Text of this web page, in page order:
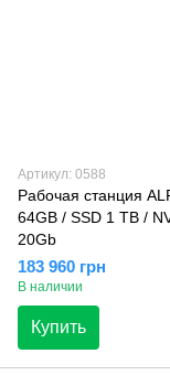
Артикул: 0588
Рабочая станция
64GB / SSD 1 TB /
20Gb
183 960 грн
В наличии
Купить